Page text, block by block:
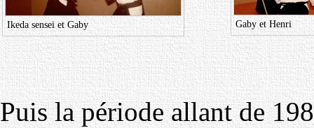
Ikeda sensei et Gaby Gaby et Henri
Puis la période allant de